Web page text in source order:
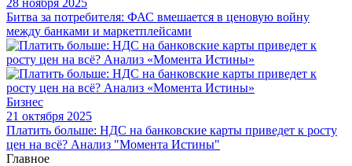
Битва за потребителя: ФАС вмешается в ценовую войну
между банками и маркетплейсами
Бизнес
21 октября 2025
Платить больше: НДС на банковские карты приведет к росту
цен на всё? Анализ "Момента Истины"
Главное